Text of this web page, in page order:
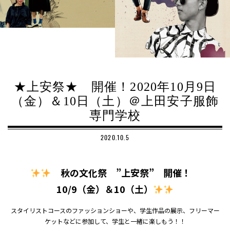
★上安祭★ 開催！2020年10月9日
（金）＆10日（土）＠上田安子服飾
専門学校
2020.10.5
秋の文化祭 ”上安祭” 開催！
10/9（金）＆10（土）
スタイリストコースのファッションショーや、学生作品の展示、フリーマー
ケットなどに参加して、学生と一緒に楽しもう！！